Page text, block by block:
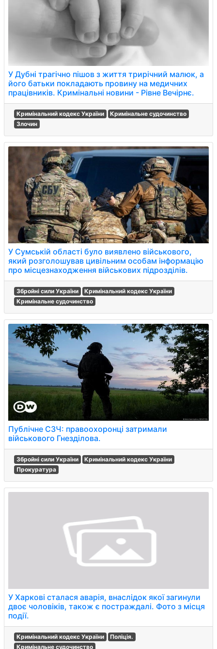
У Дубні трагічно пішов з життя трирічний малюк, а
його батьки покладають провину на медичних
працівників. Кримінальні новини - Рівне Вечірнє.
Кримінальний кодекс України
Кримінальне судочинство
Злочин
У Сумській області було виявлено військового,
який розголошував цивільним особам інформацію
про місцезнаходження військових підрозділів.
Збройні сили України
Кримінальний кодекс України
Кримінальне судочинство
Публічне СЗЧ: правоохоронці затримали
військового Гнезділова.
Збройні сили України
Кримінальний кодекс України
Прокуратура
У Харкові сталася аварія, внаслідок якої загинули
двоє чоловіків, також є постраждалі. Фото з місця
події.
Кримінальний кодекс України
Поліція.
Кримінальне судочинство